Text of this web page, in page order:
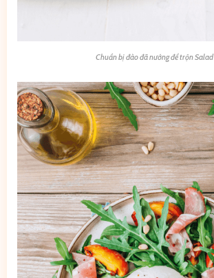
Chuẩn bị đào đã nướng để trộn Salad